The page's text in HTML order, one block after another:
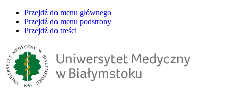
Przejdź do menu głównego
Przejdź do menu podstrony
Przejdź do treści